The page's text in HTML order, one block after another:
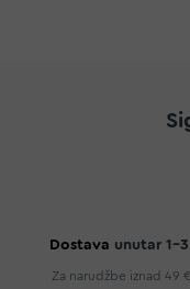
Dostava unutar 1-
Za narudžbe iznad 49